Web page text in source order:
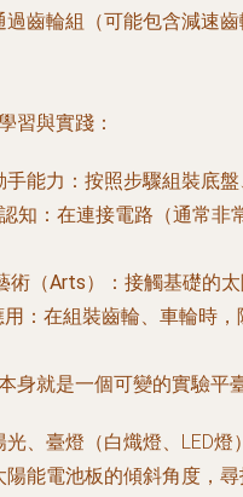
過齒輪組（可能包含減速
習與實踐：
手能力 ：按照步驟組裝底
知 ：在連接電路（通常
（Arts）
：接觸基礎的
：在組裝齒輪、車輪時
身就是一個可變的實驗平
光、臺燈（白熾燈、LED
陽能電池板的傾斜角度，